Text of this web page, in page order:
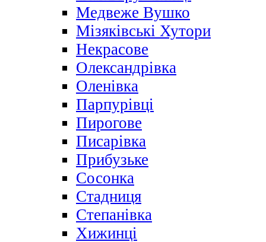
Медвеже Вушко
Мізяківські Хутори
Некрасове
Олександрівка
Оленівка
Парпурівці
Пирогове
Писарівка
Прибузьке
Сосонка
Стадниця
Степанівка
Хижинці